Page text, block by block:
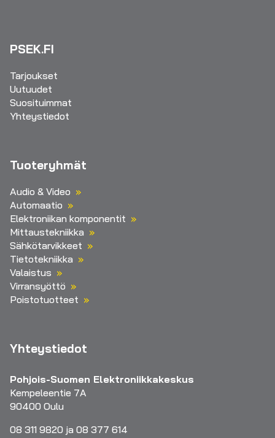
PSEK.FI
Tarjoukset
Uutuudet
Suosituimmat
Yhteystiedot
Tuoteryhmät
Audio & Video
Automaatio
Elektroniikan komponentit
Mittaustekniikka
Sähkötarvikkeet
Tietotekniikka
Valaistus
Virransyöttö
Poistotuotteet
Yhteystiedot
Pohjois-Suomen Elektroniikkakeskus
Kempeleentie 7A
90400 Oulu
08 311 9820 ja 08 377 614